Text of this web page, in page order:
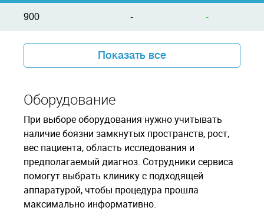
900 - -
Показать все
Оборудование
При выборе оборудования нужно учитывать
наличие боязни замкнутых пространств, рост,
вес пациента, область исследования и
предполагаемый диагноз. Сотрудники сервиса
помогут выбрать клинику с подходящей
аппаратурой, чтобы процедура прошла
максимально информативно.